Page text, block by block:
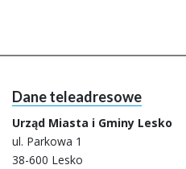
Dane teleadresowe
Urząd Miasta i Gminy Lesko
ul. Parkowa 1
38-600 Lesko